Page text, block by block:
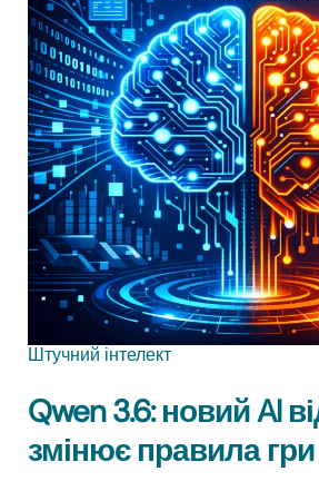
Штучний інтелект
Qwen 3.6: новий AI
змінює правила гри